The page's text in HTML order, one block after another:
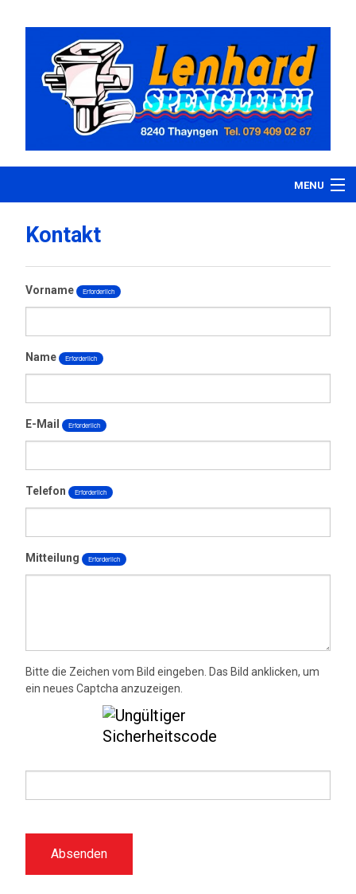
MENU
Referenzen
Kontakt
Vorname Erforderlich
Name Erforderlich
E-Mail Erforderlich
Telefon Erforderlich
Mitteilung Erforderlich
Bitte die Zeichen vom Bild eingeben. Das Bild anklicken, um
ein neues Captcha anzuzeigen.